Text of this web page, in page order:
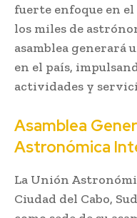
fuerte enfoque en
los miles de
asamblea generará
en el país,
actividades y
Asamblea
Astronómica
La Unión
Ciudad del Cabo,